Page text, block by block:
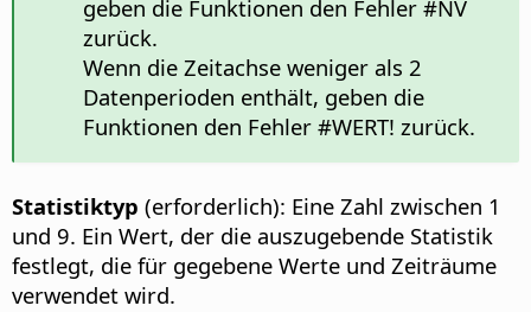
geben die Funktionen den Fehler #NV
zurück.
Wenn die Zeitachse weniger als 2
Datenperioden enthält, geben die
Funktionen den Fehler #WERT! zurück.
Statistiktyp (erforderlich): Eine Zahl zwischen 1
und 9. Ein Wert, der die auszugebende Statistik
festlegt, die für gegebene Werte und Zeiträume
verwendet wird.